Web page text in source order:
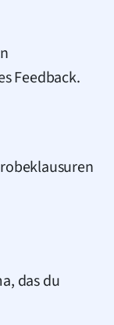
Feedback.
das du